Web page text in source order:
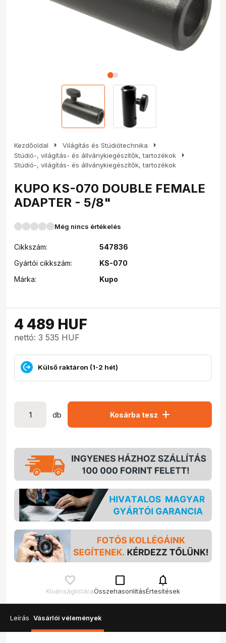
Kezdőoldal arrow_right Világítás és Stúdiótechnika arrow_right
Stúdió-, világítás- és állványkiegészítők, tartozékok arrow_right
Stúdió-, világítás- és állványkiegészítők, tartozékok
KUPO KS-070 DOUBLE FEMALE
ADAPTER - 5/8"
Még nincs értékelés
Cikkszám:
547836
Gyártói cikkszám:
KS-070
Márka:
Kupo
4 489 HUF
nettó: 3 535 HUF
Külső raktáron (1-2 hét)
db Kosárba tesz add
Kívánságlistára
check_box_outline_blank
Összehasonlítás
notifications
Értesítések
Leírás Vásárlói vélemények